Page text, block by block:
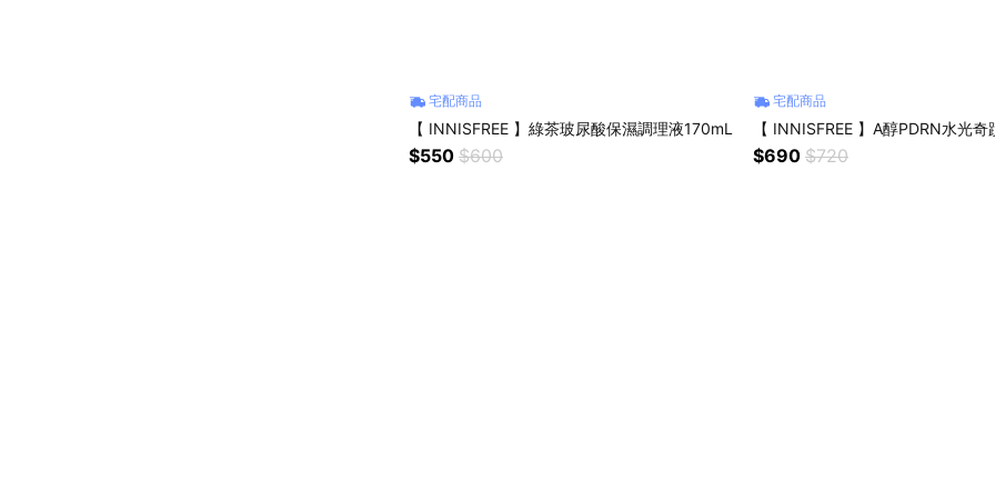
宅配商品
【 INNISFREE 】綠茶玻尿酸保濕調理液170mL
$550 $600
宅配商品
【 INNISFREE 】A醇PDRN水光
$690 $720